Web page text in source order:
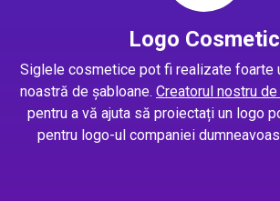
Logo Cosmetic
Siglele cosmetice pot fi realizate foarte
noastră de șabloane. Creatorul nostru
pentru a vă ajuta să proiectați un logo
pentru logo-ul companiei